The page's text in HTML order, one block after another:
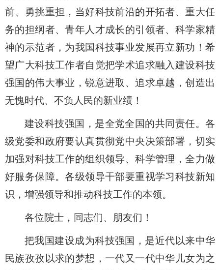
前、勇挑重担，当好科技前沿的开拓者、重大任
务的担纲者、青年人才成长的引领者、科学家精
神的示范者，为我国科技事业发展再立新功！希
望广大科技工作者自觉把学术追求融入建设科技
强国的伟大事业，锐意进取、追求卓越，创造出
无愧时代、不负人民的新业绩！
建设科技强国，是全党全国的共同责任。各
级党委和政府要认真贯彻党中央决策部署，切实
加强对科技工作的组织领导、科学管理，全力做
好服务保障。各级领导干部要重视学习科技新知
识，增强领导和推动科技工作的本领。
各位院士，同志们、朋友们！
把我国建设成为科技强国，是近代以来中华
民族孜孜以求的梦想，一代又一代中华儿女为之